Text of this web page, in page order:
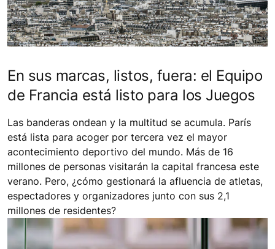
En sus marcas, listos, fuera: el Equipo
de Francia está listo para los Juegos
Las banderas ondean y la multitud se acumula. París
está lista para acoger por tercera vez el mayor
acontecimiento deportivo del mundo. Más de 16
millones de personas visitarán la capital francesa este
verano. Pero, ¿cómo gestionará la afluencia de atletas,
espectadores y organizadores junto con sus 2,1
millones de residentes?